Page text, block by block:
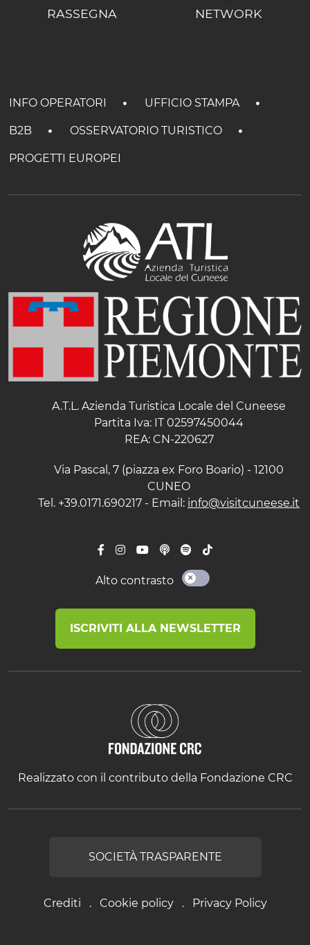
RASSEGNA NETWORK
INFO OPERATORI UFFICIO STAMPA
B2B OSSERVATORIO TURISTICO
PROGETTI EUROPEI
A.T.L. Azienda Turistica Locale del Cuneese
Partita Iva: IT 02597450044
REA: CN-220627
Via Pascal, 7 (piazza ex Foro Boario) - 12100
CUNEO
Tel. +39.0171.690217 - Email: info@visitcuneese.it
Alto contrasto
ISCRIVITI ALLA NEWSLETTER
Realizzato con il contributo della Fondazione CRC
Crediti Cookie policy Privacy Policy
SOCIETÀ TRASPARENTE